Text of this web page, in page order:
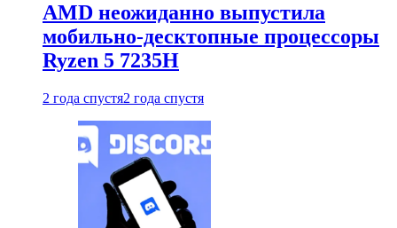
AMD неожиданно выпустила
мобильно-десктопные процессоры
Ryzen 5 7235H
2 года спустя2 года спустя